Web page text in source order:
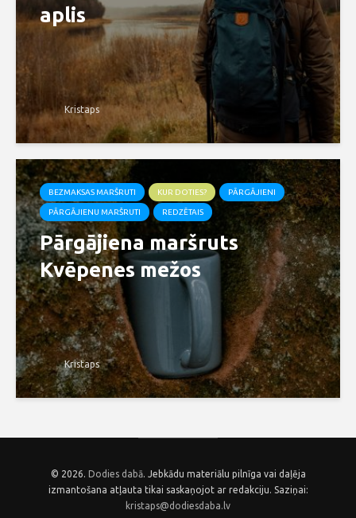
aplis
Kristaps
BEZMAKSAS MARŠRUTI KUR DOTIES? PĀRGĀJIENI
PĀRGĀJIENU MARŠRUTI REDZĒTAIS
Pārgājiena maršruts
Kvēpenes mežos
Kristaps
© 2026. Dodies dabā. Jebkādu materiālu pilnīga vai daļēja
izmantošana atļauta tikai saskaņojot ar redakciju. Saziņai:
kristaps@dodiesdaba.lv